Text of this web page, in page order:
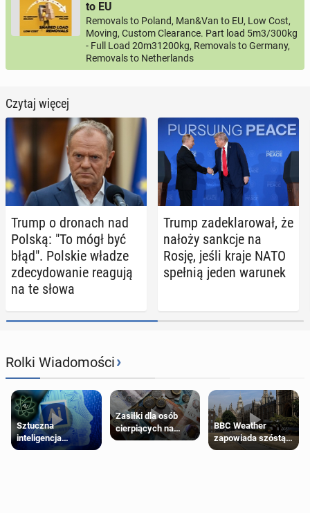
to EU
Removals to Poland, Man&Van to EU, Low Cost,
Moving, Custom Clearance. Part load 5m3/300kg
- Full Load 20m31200kg, Removals to Germany,
Removals to Netherlands
Czytaj więcej
Trump o dronach nad
Polską: "To mógł być
błąd". Polskie władze
zde­cy­do­wa­nie reagują
na te słowa
Trump za­de­kla­ro­wał, że
nałoży sankcje na
Rosję, jeśli kraje NATO
spełnią jeden warunek
Rolki Wiadomości›
Sztuczna
inteligencja
próbowała oszukać
Zasiłki dla osób
cierpiących na
schorzenia
BBC Weather
zapowiada szóstą
falę upałów w